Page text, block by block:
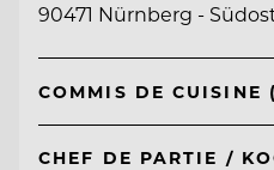
90471 Nürnberg -
COMMIS DE CUISINE
CHEF DE PARTIE /